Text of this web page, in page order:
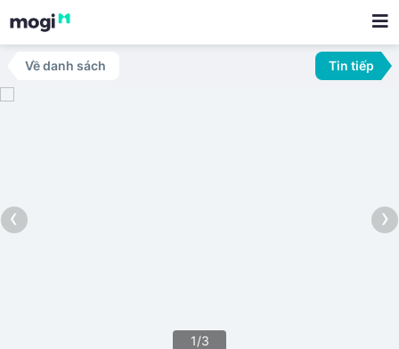
Về danh sách Tin tiếp
‹ ›
1/3